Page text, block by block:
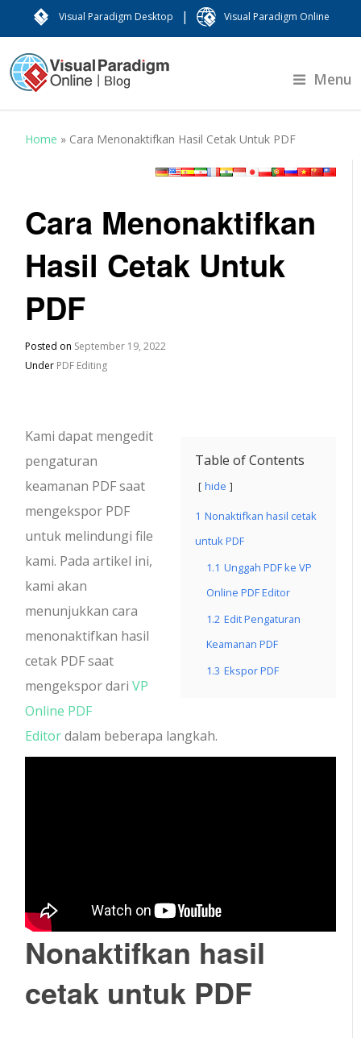
Visual Paradigm Desktop | Visual Paradigm Online
Menu
Home » Cara Menonaktifkan Hasil Cetak Untuk PDF
Cara Menonaktifkan
Hasil Cetak Untuk
PDF
Posted on September 19, 2022
Under PDF Editing
Table of Contents
hide
1 Nonaktifkan hasil cetak
untuk PDF
1.1 Unggah PDF ke VP
Online PDF Editor
1.2 Edit Pengaturan
Keamanan PDF
1.3 Ekspor PDF
Kami dapat mengedit
pengaturan
keamanan PDF saat
mengekspor PDF
untuk melindungi file
kami. Pada artikel ini,
kami akan
menunjukkan cara
menonaktifkan hasil
cetak PDF saat
mengekspor dariVP
Online PDF
Editordalam beberapa langkah.
Nonaktifkan hasil
cetak untuk PDF